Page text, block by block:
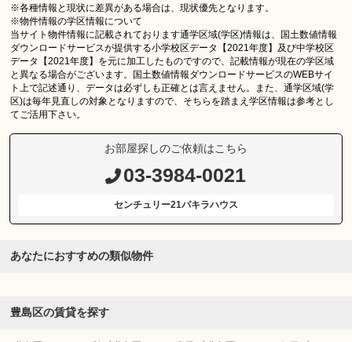
※各種情報と現状に差異がある場合は、現状優先となります。
※物件情報の学区情報について
当サイト物件情報に記載されております通学区域(学区)情報は、国土数値情報
ダウンロードサービスが提供する小学校区データ【2021年度】及び中学校区
データ【2021年度】を元に加工したものですので、記載情報が現在の学区域
と異なる場合がございます。国土数値情報ダウンロードサービスのWEBサイ
ト上で記述通り、データは必ずしも正確とは言えません。また、通学区域(学
区)は毎年見直しの対象となりますので、そちらを踏まえ学区情報は参考とし
てご活用下さい。
お部屋探しのご依頼はこちら
03-3984-0021
センチュリー21パキラハウス
あなたにおすすめの類似物件
豊島区の賃貸を探す